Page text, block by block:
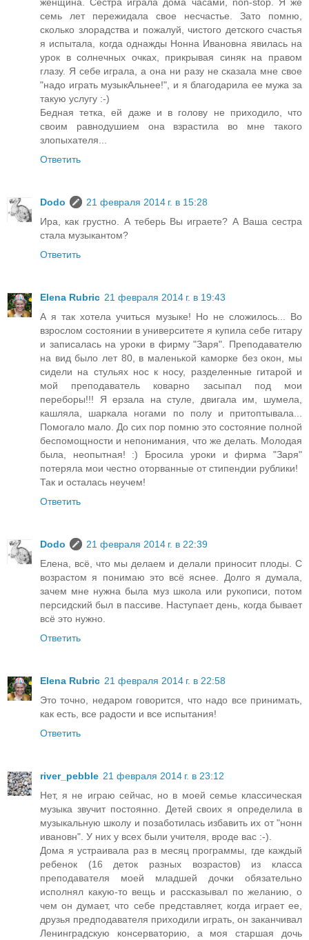
семь лет пережидала свое несчастье. Зато помню,
сколько злорадства и пожалуй, чистого детского счастья
я испытала, когда однажды Нонна Ивановна явилась на
урок в солнечных очках, прикрывая синяк на правом
глазу. Я себе играла, а она ни разу не сказала мне свое
"надо играть музыкАльнее!", и я благодарила ее мужа за
такую услугу :-)
Бедная тетка, ей даже и в голову не приходило, что
своим равнодушием она взрастила во мне такого
злопыхателя...
Ответить
Dodo
21 февраля 2014 г. в 15:28
Ира, как грустно. А теберь Вы играете? А Ваша сестра
стала музыкантом?
Ответить
Elena Rubric 21 февраля 2014 г. в 19:43
А я так хотела учиться музыке! Но не сложилось... Во
взрослом состоянии в университете я купила себе гитару
и записалась на уроки в фирму "Заря". Преподавателю
на вид было лет 80, в маленькой каморке без окон, мы
сидели на стульях нос к носу, разделенные гитарой и
мой преподаватель коварно засыпал под мои
переборы!!! Я ерзала на стуле, двигала им, шумела,
кашляла, шаркала ногами по полу и притоптывала...
Помогало мало. До сих пор помню это состояние полной
беспомощности и непонимания, что же делать. Молодая
была, неопытная! :) Бросила уроки и фирма "Заря"
потеряла мои честно оторванные от стипендии рублики!
Так и осталась неучем!
Ответить
Dodo
21 февраля 2014 г. в 22:39
Елена, всё, что мы делаем и делали приносит плоды. С
возрастом я понимаю это всё яснее. Долго я думала,
зачем мне нужна была муз школа или рукописи, потом
персидский был в пассиве. Наступает день, когда бывает
всё это нужно.
Ответить
Elena Rubric 21 февраля 2014 г. в 22:58
Это точно, недаром говорится, что надо все принимать,
как есть, все радости и все испытания!
Ответить
river_pebble 21 февраля 2014 г. в 23:12
Нет, я не играю сейчас, но в моей семье классическая
музыка звучит постоянно. Детей своих я определила в
музыкальную школу и позаботилась избавить их от "нонн
ивановн". У них у всех были учителя, вроде вас :-).
Дома я устраивала раз в месяц программы, где каждый
ребенок (16 деток разных возрастов) из класса
преподавателя моей младшей дочки обязательно
исполнял какую-то вещь и рассказывал по желанию, о
чем он думает, что себе представляет, когда играет ее,
друзья предподавателя приходили играть, он заканчивал
Ленинградскую консерваторию, а моя старшая дочь